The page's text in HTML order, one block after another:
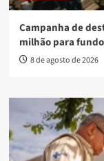
Campanha de
milhão para
8 de agosto de 2026